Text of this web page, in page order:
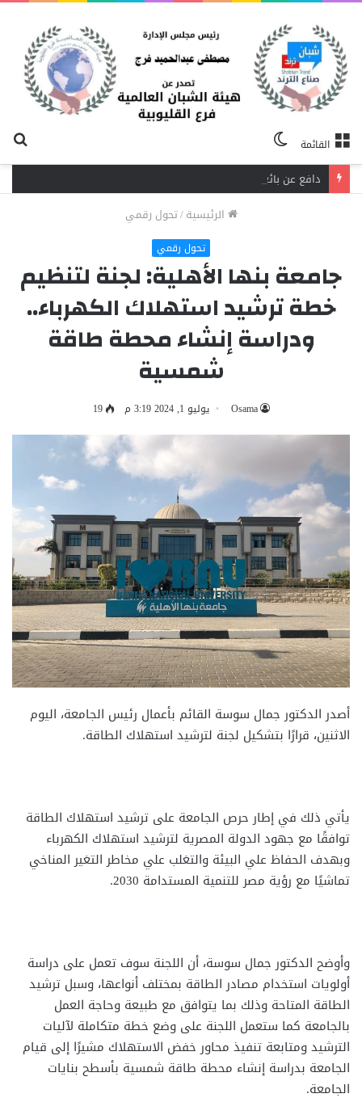
القائمة
المظلم
الرئيسية/تحول رقمي
تحول رقمي
جامعة بنها الأهلية: لجنة لتنظيم
خطة ترشيد استهلاك الكهرباء..
ودراسة إنشاء محطة طاقة
شمسية
Osama يوليو 1, 2024 3:19 م 19
أصدر الدكتور جمال سوسة القائم بأعمال رئيس الجامعة، اليوم
الاثنين، قرارًا بتشكيل لجنة لترشيد استهلاك الطاقة.
يأتي ذلك في إطار حرص الجامعة على ترشيد استهلاك الطاقة
توافقًا مع جهود الدولة المصرية لترشيد استهلاك الكهرباء
وبهدف الحفاظ علي البيئة والتغلب علي مخاطر التغير المناخي
تماشيًا مع رؤية مصر للتنمية المستدامة 2030.
وأوضح الدكتور جمال سوسة، أن اللجنة سوف تعمل على دراسة
أولويات استخدام مصادر الطاقة بمختلف أنواعها، وسبل ترشيد
الطاقة المتاحة وذلك بما يتوافق مع طبيعة وحاجة العمل
بالجامعة كما ستعمل اللجنة على وضع خطة متكاملة لآليات
الترشيد ومتابعة تنفيذ محاور خفض الاستهلاك مشيرًا إلى قيام
الجامعة بدراسة إنشاء محطة طاقة شمسية بأسطح بنايات
الجامعة.